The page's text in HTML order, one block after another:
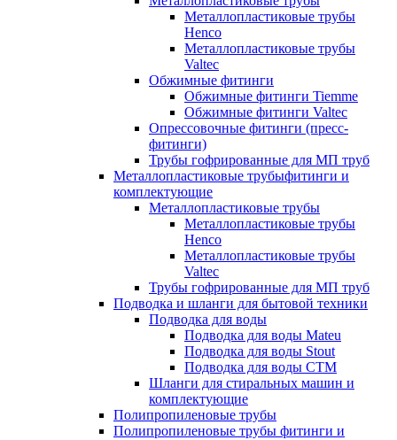
Металлопластиковые трубы
Henco
Металлопластиковые трубы
Valtec
Обжимные фитинги
Обжимные фитинги Tiemme
Обжимные фитинги Valtec
Опрессовочные фитинги (пресс-
фитинги)
Трубы гофрированные для МП труб
Металлопластиковые трубыфитинги и
комплектующие
Металлопластиковые трубы
Металлопластиковые трубы
Henco
Металлопластиковые трубы
Valtec
Трубы гофрированные для МП труб
Подводка и шланги для бытовой техники
Подводка для воды
Подводка для воды Mateu
Подводка для воды Stout
Подводка для воды СТМ
Шланги для стиральных машин и
комплектующие
Полипропиленовые трубы
Полипропиленовые трубы фитинги и